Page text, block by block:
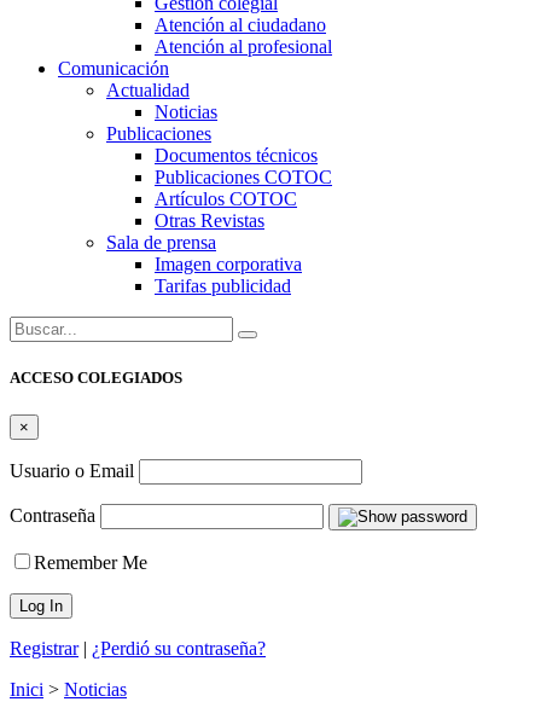
Atención al ciudadano
Atención al profesional
Comunicación
Actualidad
Noticias
Publicaciones
Documentos técnicos
Publicaciones COTOC
Artículos COTOC
Otras Revistas
Sala de prensa
Imagen corporativa
Tarifas publicidad
Buscar:
ACCESO COLEGIADOS
×
Usuario o Email
Contraseña
Remember Me
Registrar| ¿Perdió su contraseña?
Inici > Noticias